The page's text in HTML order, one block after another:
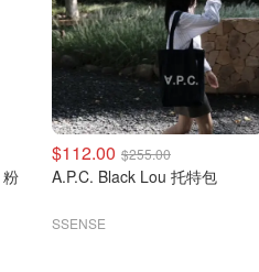
$112.00 $255.00
A.P.C. Black Lou 托特包
SSENSE